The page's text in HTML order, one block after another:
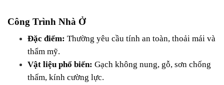
Công Trình Nhà Ở
Đặc điểm: Thường yêu cầu tính an toàn, thoải mái và
thẩm mỹ.
Vật liệu phổ biến: Gạch không nung, gỗ, sơn chống
thấm, kính cường lực.